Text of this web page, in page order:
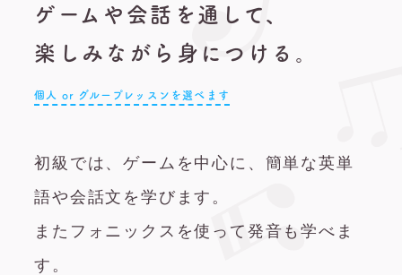
ゲームや会話を通して、
楽しみながら身につける。
個人 or グループレッスンを選べます
初級では、ゲームを中心に、簡単な英単
語や会話文を学びます。
またフォニックスを使って発音も学べま
す。